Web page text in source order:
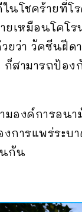
นโชคร้ายที่โ
ยเหมือนโคโ
ยว่า วัคซีนฝีด
สามารถป้อง
องค์การอนา
การแพร่ระบ
นกัน